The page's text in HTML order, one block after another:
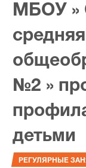
МБОУ »
средняя
№2 »
детьми
РЕГУЛЯРНЫЕ